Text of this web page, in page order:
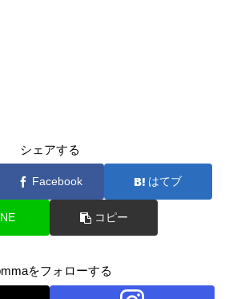
シェアする
Facebook はてブ
コピー
をフォローする